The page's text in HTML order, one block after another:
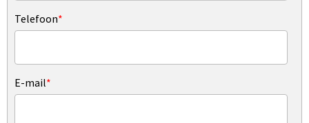
Telefoon*
E-mail*